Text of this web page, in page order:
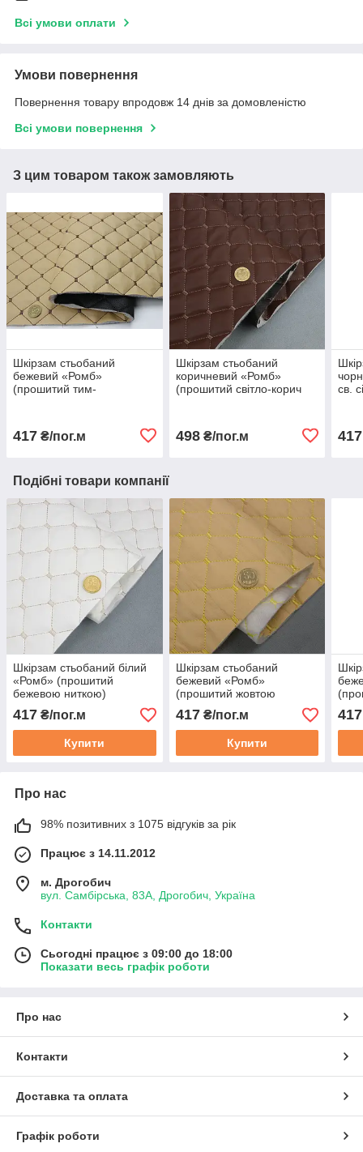
Всі умови оплати
Умови повернення
Повернення товару впродовж 14 днів за домовленістю
Всі умови повернення
З цим товаром також замовляють
Шкірзам стьобаний
бежевий «Ромб»
(прошитий тим-
417 ₴/пог.м
Шкірзам стьобаний
коричневий «Ромб»
(прошитий світло-корич
498₴/пог.м
св.
417
Подібні товари компанії
Шкірзам стьобаний білий
«Ромб» (прошитий
бежевою ниткою)
дубльований. синтепоном
і флізеліном шир 1,35 м
417 ₴/пог.м
Купити
Шкірзам стьобаний
бежевий «Ромб»
(прошитий жовтою
синтепоном і флізеліном
шир 1,35 м
417₴/пог.м
Купити
шир
417
Про нас
98% позитивних з 1075 відгуків за рік
Працює з 14.11.2012
м. Дрогобич
вул. Самбірська, 83А, Дрогобич, Україна
Контакти
Сьогодні працює з 09:00 до 18:00
Показати весь графік роботи
Про нас
Контакти
Доставка та оплата
Графік роботи